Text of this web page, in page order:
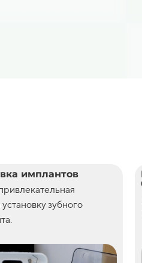
имплантов
установкузубного